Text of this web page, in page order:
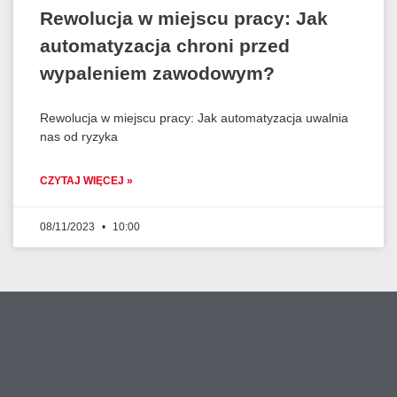
Rewolucja w miejscu pracy: Jak
automatyzacja chroni przed
wypaleniem zawodowym?
Rewolucja w miejscu pracy: Jak automatyzacja uwalnia
nas od ryzyka
CZYTAJ WIĘCEJ »
08/11/2023 10:00